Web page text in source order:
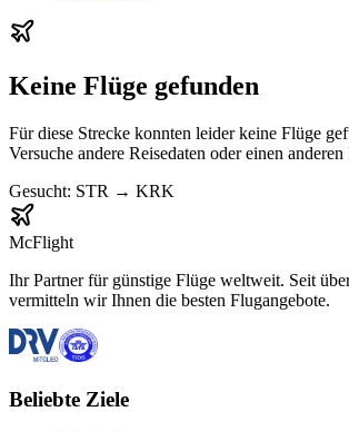
Keine Flüge gefunden
Für diese Strecke konnten leider keine Flüge
Versuche andere Reisedaten oder einen
Gesucht: STR → KRK
McFlight
Ihr Partner für günstige Flüge weltweit. Seit
vermitteln wir Ihnen die besten Flugangebote.
Beliebte Ziele